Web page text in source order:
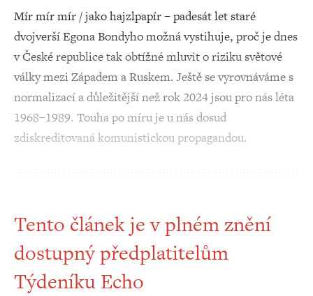
Mír mír mír / jako hajzlpapír – padesát let staré
dvojverší Egona Bondyho možná vystihuje, proč je dnes
v České republice tak obtížné mluvit o riziku světové
války mezi Západem a Ruskem. Ještě se vyrovnáváme s
normalizací a důležitější než rok 2024 jsou pro nás léta
1968–1989. Touha po míru je u nás dosud
zdiskreditovaná komunistickou propagandou.
Tento článek je v plném znění
dostupný předplatitelům
Týdeníku Echo